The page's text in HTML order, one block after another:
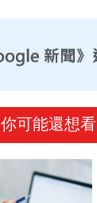
你可能還想看